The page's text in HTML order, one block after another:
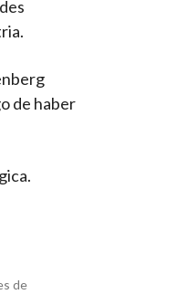
de haber
de